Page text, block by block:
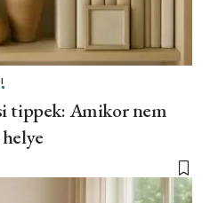
tippek: Amikor nem